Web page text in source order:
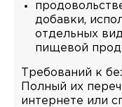
добавки,
отдельных
пищевой
Требований к
Полный их
интернете или